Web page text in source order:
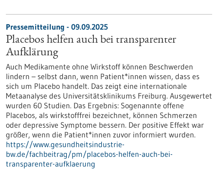
Pressemitteilung - 09.09.2025
Placebos helfen auch bei transparenter
Aufklärung
Auch Medikamente ohne Wirkstoff können Beschwerden
lindern – selbst dann, wenn Patient*innen wissen, dass es
sich um Placebo handelt. Das zeigt eine internationale
Metaanalyse des Universitätsklinikums Freiburg. Ausgewertet
wurden 60 Studien. Das Ergebnis: Sogenannte offene
Placebos, als wirkstofffrei bezeichnet, können Schmerzen
oder depressive Symptome bessern. Der positive Effekt war
größer, wenn die Patient*innen zuvor informiert wurden.
https://www.gesundheitsindustrie-
bw.de/fachbeitrag/pm/placebos-helfen-auch-bei-
transparenter-aufklaerung